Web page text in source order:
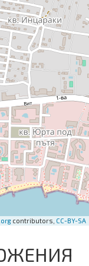
contributors, CC-BY-SA